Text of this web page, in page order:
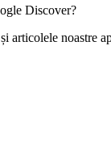
Discover?
și articolele noastre